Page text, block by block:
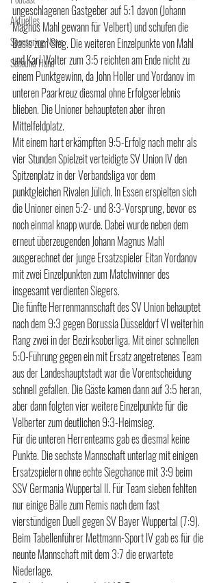
Aktuelles
Sponsoring News
Secound Hand
ungeschlagenen Gastgeber auf 5:1 davon (Johann
Magnus Mahl gewann für Velbert) und schufen die
Basis zum Sieg. Die weiteren Einzelpunkte von Mahl
und Karl Walter zum 3:5 reichten am Ende nicht zu
einem Punktgewinn, da John Holler und Yordanov im
unteren Paarkreuz diesmal ohne Erfolgserlebnis
blieben. Die Unioner behaupteten aber ihren
Mittelfeldplatz.
Mit einem hart erkämpften 9:5-Erfolg nach mehr als
vier Stunden Spielzeit verteidigte SV Union IV den
Spitzenplatz in der Verbandsliga vor dem
punktgleichen Rivalen Jülich. In Essen erspielten sich
die Unioner einen 5:2- und 8:3-Vorsprung, bevor es
noch einmal knapp wurde. Dabei wurde neben dem
erneut überzeugenden Johann Magnus Mahl
ausgerechnet der junge Ersatzspieler Eitan Yordanov
mit zwei Einzelpunkten zum Matchwinner des
insgesamt verdienten Siegers.
Die fünfte Herrenmannschaft des SV Union behauptet
nach dem 9:3 gegen Borussia Düsseldorf VI weiterhin
Rang zwei in der Bezirksoberliga. Mit einer schnellen
5:0-Führung gegen ein mit Ersatz angetretenes Team
aus der Landeshauptstadt war die Vorentscheidung
schnell gefallen. Die Gäste kamen dann auf 3:5 heran,
aber dann folgten vier weitere Einzelpunkte für die
Velberter zum deutlichen 9:3-Heimsieg.
Für die unteren Herrenteams gab es diesmal keine
Punkte. Die sechste Mannschaft unterlag mit einigen
Ersatzspielern ohne echte Siegchance mit 3:9 beim
SSV Germania Wuppertal II. Für Team sieben fehlten
nur einige Bälle zum Remis nach dem fast
vierstündigen Duell gegen SV Bayer Wuppertal (7:9).
Beim Tabellenführer Mettmann-Sport IV gab es für die
neunte Mannschaft mit dem 3:7 die erwartete
Niederlage.